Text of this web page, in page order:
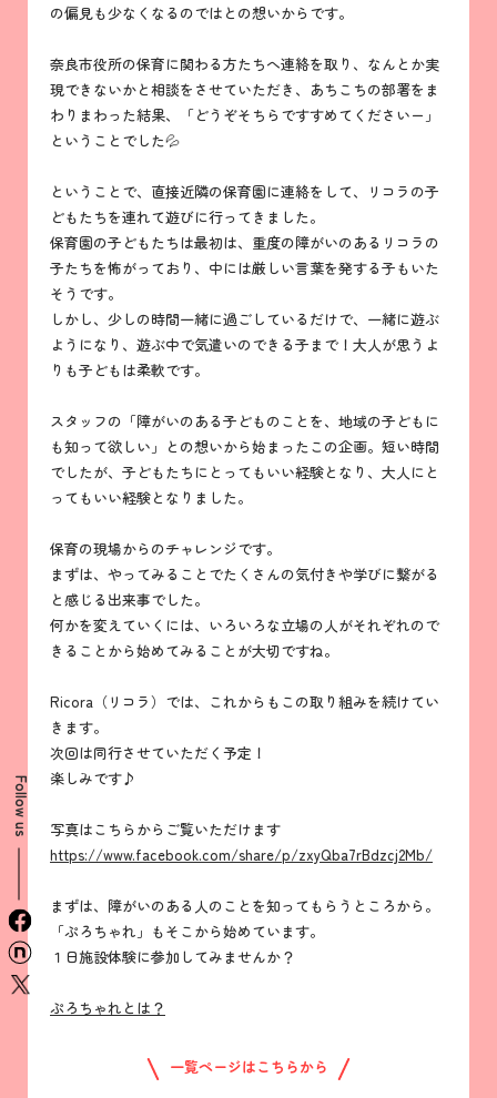
Follow us
facebook
の偏見も少なくなるのではとの想いからです。
奈良市役所の保育に関わる方たちへ連絡を取り、なんとか実
現できないかと相談をさせていただき、あちこちの部署をま
わりまわった結果、「どうぞそちらですすめてくださいー」
ということでした💦
ということで、直接近隣の保育園に連絡をして、リコラの子
どもたちを連れて遊びに行ってきました。
保育園の子どもたちは最初は、重度の障がいのあるリコラの
子たちを怖がっており、中には厳しい言葉を発する子もいた
そうです。
しかし、少しの時間一緒に過ごしているだけで、一緒に遊ぶ
ようになり、遊ぶ中で気遣いのできる子まで！大人が思うよ
りも子どもは柔軟です。
スタッフの「障がいのある子どものことを、地域の子どもに
も知って欲しい」との想いから始まったこの企画。短い時間
でしたが、子どもたちにとってもいい経験となり、大人にと
ってもいい経験となりました。
保育の現場からのチャレンジです。
まずは、やってみることでたくさんの気付きや学びに繋がる
と感じる出来事でした。
何かを変えていくには、いろいろな立場の人がそれぞれので
きることから始めてみることが大切ですね。
Ricora（リコラ）では、これからもこの取り組みを続けてい
きます。
次回は同行させていただく予定！
楽しみです♪
写真はこちらからご覧いただけます
https://www.facebook.com/share/p/zxyQba7rBdzcj2Mb/
まずは、障がいのある人のことを知ってもらうところから。
「ぷろちゃれ」もそこから始めています。
１日施設体験に参加してみませんか？
ぷろちゃれとは？
一覧ページはこちらから